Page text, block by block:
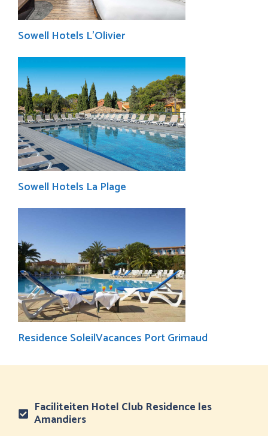
Sowell Hotels L’Olivier
Sowell Hotels La Plage
Residence SoleilVacances Port Grimaud
Faciliteiten Hotel Club Residence les
Amandiers